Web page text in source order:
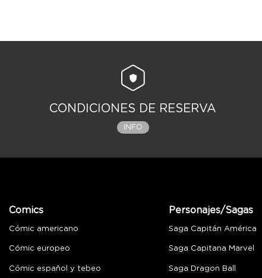
CONDICIONES DE RESERVA
INFO
Comics
Cómic americano
Cómic europeo
Cómic español y tebeo
Personajes/Sagas
Saga Capitán América
Saga Capitana Marvel
Saga Dragon Ball